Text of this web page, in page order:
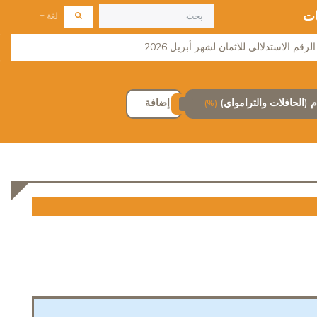
لغة
الاستدلالي للاثمان لشهر أبريل 2026
والترامواي) (%) إضافة